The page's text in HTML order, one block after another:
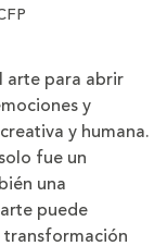
arte para abrir
y
y humana.
fue un
una
puede